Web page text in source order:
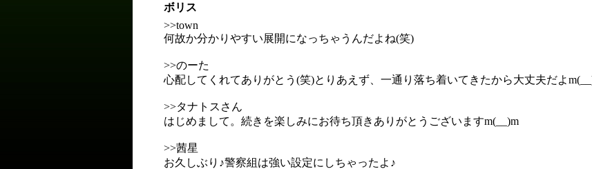
ボリス
>>town
何故か分かりやすい展開になっちゃうんだよね(笑)
>>のーた
心配してくれてありがとう(笑)とりあえず、一通り落ち着いてきたから大丈夫だよ
>>タナトスさん
はじめまして。続きを楽しみにお待ち頂きありがとうございますm(__)m
>>茜星
お久しぶり♪警察組は強い設定にしちゃったよ♪